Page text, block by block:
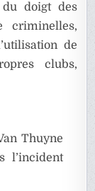
doigt des
criminelles,
de
clubs,
Thuyne
l’incident